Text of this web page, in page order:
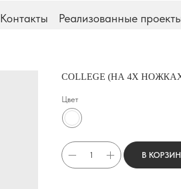
Контакты Реализованные
COLLEGE (НА 4Х
Цвет
В